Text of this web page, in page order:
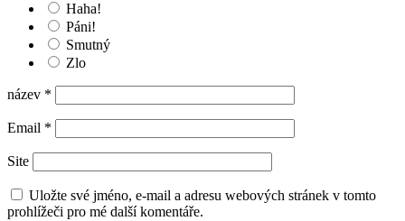
Haha!
Páni!
Smutný
Zlo
název *
Email *
Site
Uložte své jméno, e-mail a adresu webových stránek v tomto
prohlížeči pro mé další komentáře.